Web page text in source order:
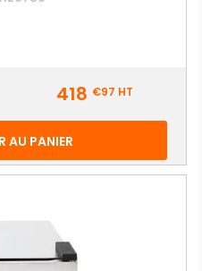
418 €97 HT
AU PANIER